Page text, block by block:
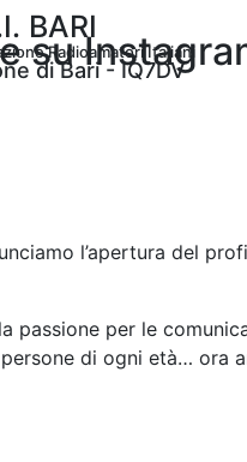
BARI
Radioamatori Italiani
di Bari - IQ7DV
su
l’apertura del
passione per le
di ogni età… ora